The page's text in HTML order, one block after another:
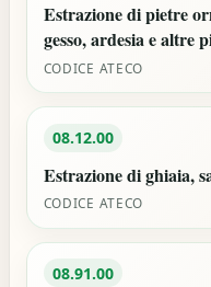
Estrazione di pietre
gesso, ardesia e altre
CODICE ATECO
08.12.00
Estrazione di ghiaia,
CODICE ATECO
08.91.00